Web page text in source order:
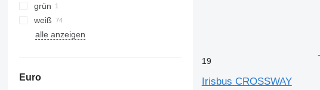
grün
weiß
alle anzeigen
Euro
19
Irisbus CROSSWAY